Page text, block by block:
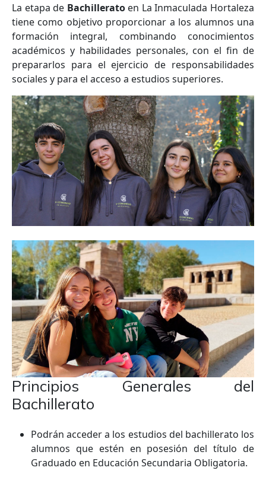
La etapa de Bachilleratoen La Inmaculada Hortaleza
tiene como objetivo proporcionar a los alumnos una
formación integral, combinando conocimientos
académicos y habilidades personales, con el fin de
prepararlos para el ejercicio de responsabilidades
sociales y para el acceso a estudios superiores.
Principios Generales del
Bachillerato
Podrán acceder a los estudios del bachillerato los
alumnos que estén en posesión del título de
Graduado en Educación Secundaria Obligatoria.